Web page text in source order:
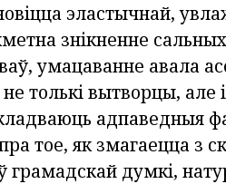
эластычнай,
знікненне
умацаванне авала
толькі вытворцы, але
адпаведныя
тое, як змагаецца з
грамадскай думкі,